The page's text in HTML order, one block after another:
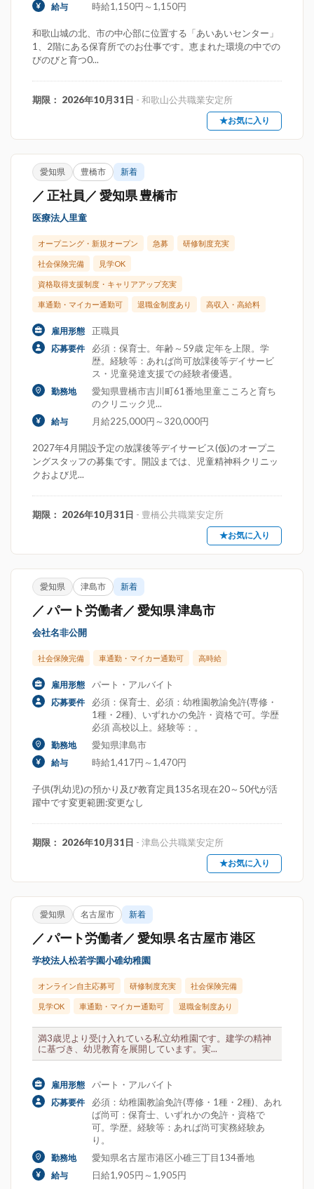
給与 時給1,150円～1,150円
和歌山城の北、市の中心部に位置する「あいあいセンター」
1、2階にある保育所でのお仕事です。恵まれた環境の中での
びのびと育つ0...
期限： 2026年10月31日 - 和歌山公共職業安定所
★お気に入り
愛知県 豊橋市 新着
／ 正社員／ 愛知県 豊橋市
医療法人里童
オープニング・新規オープン 急募 研修制度充実
社会保険完備 見学OK
資格取得支援制度・キャリアアップ充実
車通勤・マイカー通勤可 退職金制度あり 高収入・高給料
雇用形態 正職員
応募要件
必須：保育士。年齢～59歳 定年を上限。学
歴。経験等：あれば尚可放課後等デイサービ
ス・児童発達支援での経験者優遇。
勤務地
愛知県豊橋市吉川町61番地里童こころと育ち
のクリニック児...
給与 月給225,000円～320,000円
2027年4月開設予定の放課後等デイサービス(仮)のオープニ
ングスタッフの募集です。開設までは、児童精神科クリニッ
クおよび児...
期限： 2026年10月31日 - 豊橋公共職業安定所
★お気に入り
愛知県 津島市 新着
／ パート労働者／ 愛知県 津島市
会社名非公開
社会保険完備 車通勤・マイカー通勤可 高時給
雇用形態 パート・アルバイト
応募要件
必須：保育士、必須：幼稚園教諭免許(専修・
1種・2種)、いずれかの免許・資格で可。学歴
必須 高校以上。経験等：。
勤務地 愛知県津島市
給与 時給1,417円～1,470円
子供(乳幼児)の預かり及び教育定員135名現在20～50代が活
躍中です変更範囲:変更なし
期限： 2026年10月31日 - 津島公共職業安定所
★お気に入り
愛知県 名古屋市 新着
／ パート労働者／ 愛知県 名古屋市 港区
学校法人松若学園小碓幼稚園
オンライン自主応募可 研修制度充実 社会保険完備
見学OK 車通勤・マイカー通勤可 退職金制度あり
満3歳児より受け入れている私立幼稚園です。建学の精神
に基づき、幼児教育を展開しています。実...
雇用形態 パート・アルバイト
応募要件
必須：幼稚園教諭免許(専修・1種・2種)、あれ
ば尚可：保育士、いずれかの免許・資格で
可。学歴。経験等：あれば尚可実務経験あ
り。
勤務地 愛知県名古屋市港区小碓三丁目134番地
給与 日給1,905円～1,905円